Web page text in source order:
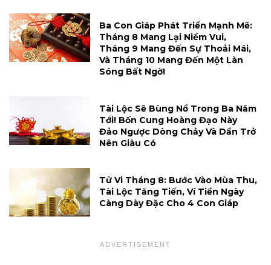
Ba Con Giáp Phát Triển Mạnh Mẽ:
Tháng 8 Mang Lại Niềm Vui,
Tháng 9 Mang Đến Sự Thoải Mái,
Và Tháng 10 Mang Đến Một Làn
Sóng Bất Ngờ!
Tài Lộc Sẽ Bùng Nổ Trong Ba Năm
Tới! Bốn Cung Hoàng Đạo Này
Đảo Ngược Dòng Chảy Và Dần Trở
Nên Giàu Có
Tử Vi Tháng 8: Bước Vào Mùa Thu,
Tài Lộc Tăng Tiến, Ví Tiền Ngày
Càng Dày Đặc Cho 4 Con Giáp